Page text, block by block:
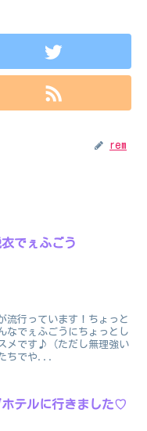
rem
でぇふごう
流行っています！ちょっと
なでぇふごうにちょっとし
メです♪（ただし無理強い
ちでや...
テルに行きました♡